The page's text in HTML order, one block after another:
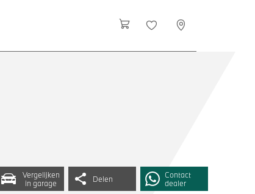
Vergelijken
in garage
Delen
Contact
dealer